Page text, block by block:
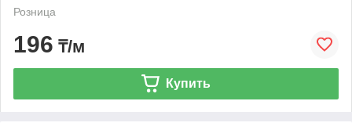
Розница
196 ₸/м
Купить